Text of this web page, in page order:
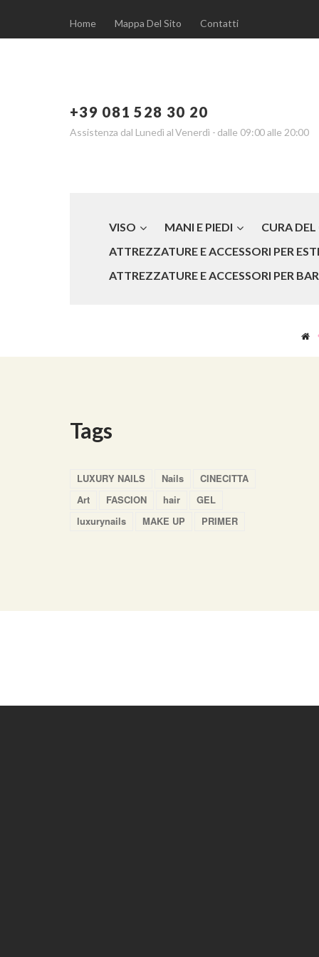
Home Mappa Del Sito Contatti
+39 081 528 30 20
Assistenza dal Lunedì al Venerdì - dalle 09:00 alle 20:00
VISO MANI E PIEDI CURA
ATTREZZATURE E ACCESSORI PER
ATTREZZATURE E ACCESSORI PER
Tags
LUXURY NAILS Nails
CINECITTA
Art
FASCION hair
GEL
luxurynails
MAKE UP PRIMER